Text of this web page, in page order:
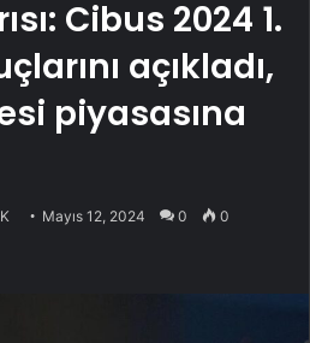
Cibus 2024 1.
açıkladı,
piyasasına
Mayıs 12, 2024 0 0